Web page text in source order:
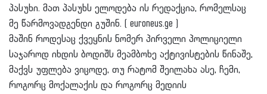
პასუხი. მათ პასუხს ელოდება ის რედაქცია, რომელსაც
მე წარმოვადგენდი გუშინ. ( euroneus.ge )
მაშინ როდესაც ქვეყნის ნომერ პირველი პოლიციელი
საჯაროდ იხდის ბოდიშს მეამბოხე აქტივისტების წინაშე,
მაქვს უფლება ვიცოდე, თუ რატომ შეილახა ასე, ჩემი,
როგორც მოქალაქის და როგორც მედიის